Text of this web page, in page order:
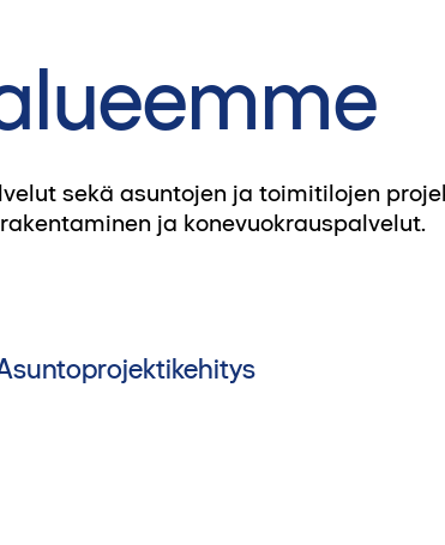
sekä asuntojen ja toimitilojen
ja konevuokrauspalvelut.